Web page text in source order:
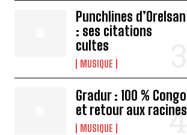
Punchlines d’Orelsan
: ses citations
cultes
MUSIQUE
Gradur : 100 % Congo
et retour aux racines
MUSIQUE